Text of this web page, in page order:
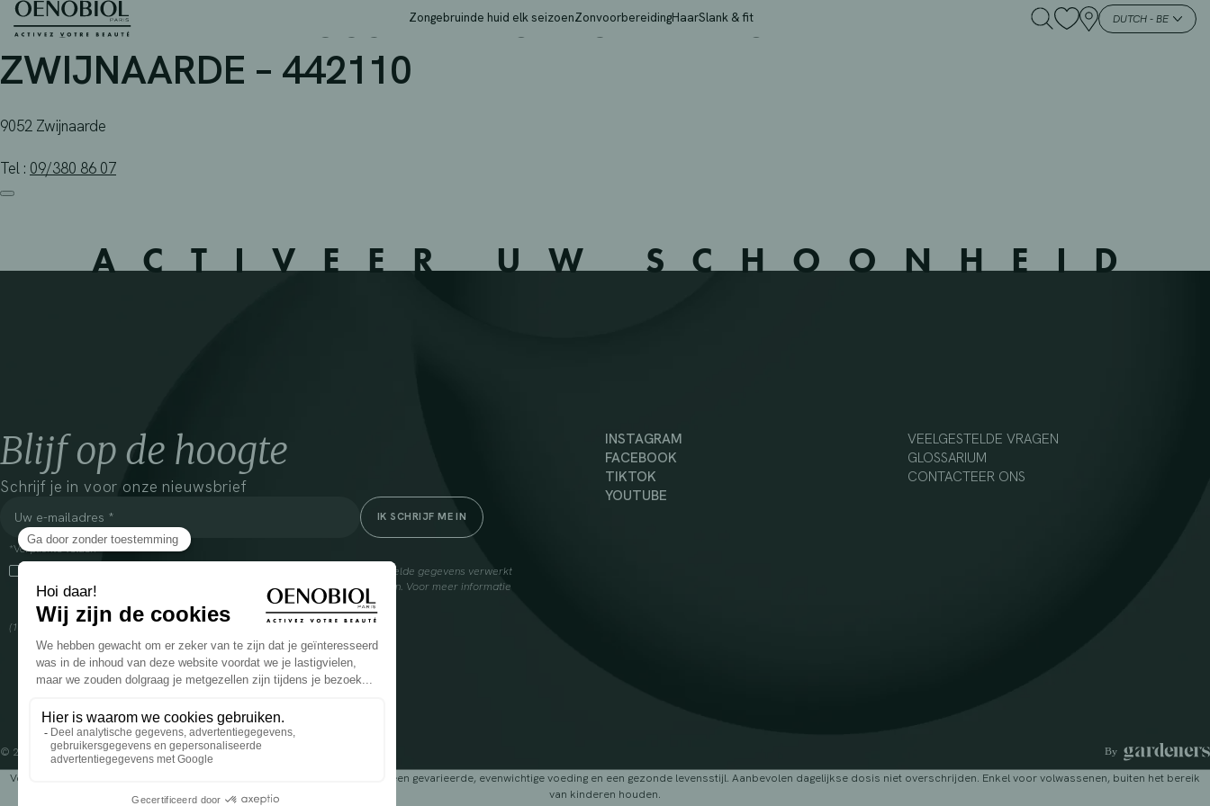
Skip
Zongebruinde huid elk seizoenZonvoorbereidingHaarSlank & fit DUTCH - BE
APOTHEEK DE KLOSSE-VAN GANSBEKE – GENT – 442110 –
ZWIJNAARDE – 442110
9052 Zwijnaarde
Tel : 09/380 86 07
ACTIVEER UW SCHOONHEID
Blijf op de hoogte
Schrijf je in voor onze nieuwsbrief
*Verplichte velden
Door dit vakje aan te vinken, ga ik ermee akkoord dat Cooper(1) de verzamelde gegevens verwerkt
om mij commerciële informatie te sturen over zijn producten en aanbiedingen. Voor meer informatie
over het beheer van uw gegevens en uw rechten, klikhier
(1) Coopération pharmaceutique Française, RCS Melun 399 227 636
INSTAGRAM
FACEBOOK
TIKTOK
YOUTUBE
VEELGESTELDE VRAGEN
GLOSSARIUM
CONTACTEER ONS
© 2024 OENOBIOL PARIS
Voedingssupplement dat moet worden geconsumeerd als onderdeel van een gevarieerde, evenwichtige voeding en een gezonde levensstijl. Aanbevolen dagelijkse dosis niet overschrijden. Enkel voor volwassenen, buiten het bereik
van kinderen houden.